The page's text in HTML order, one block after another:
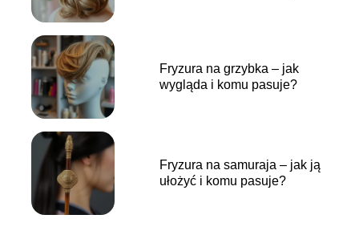
Fryzura na grzybka – jak
wygląda i komu pasuje?
Fryzura na samuraja – jak ją
ułożyć i komu pasuje?